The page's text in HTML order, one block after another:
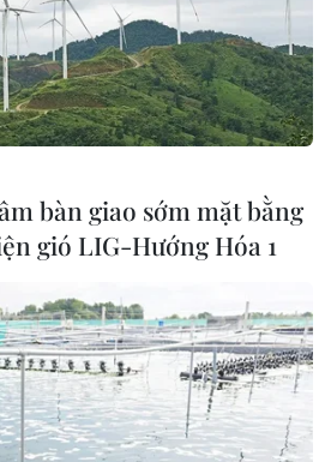
- nhiệm vụ ưu tiên
Việt Nam
được Việt Nam xem là một ưu
theo của phát triển đất nước,
giới thiệu chùm 2 bài về liên
bàn giao sớm mặt bằng
gió LIG-Hướng Hóa 1